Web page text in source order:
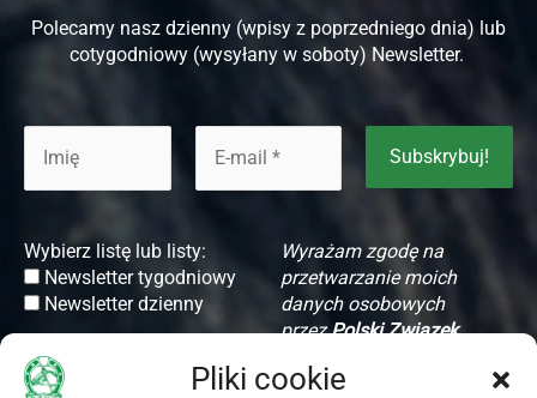
Pliki cookie
Polecamy nasz dzienny (wpisy z poprzedniego dnia) lub
cotygodniowy (wysyłany w soboty) Newsletter.
Wybierz listę lub listy:
Newsletter tygodniowy
Newsletter dzienny
Wyrażam zgodę na
przetwarzanie moich
danych osobowych
przezPolski Związek
PZHK) z siedzibą w